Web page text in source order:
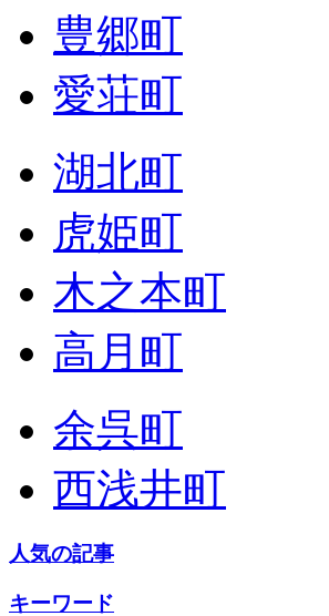
豊郷町
愛荘町
湖北町
虎姫町
木之本町
高月町
余呉町
西浅井町
人気の記事
キーワード